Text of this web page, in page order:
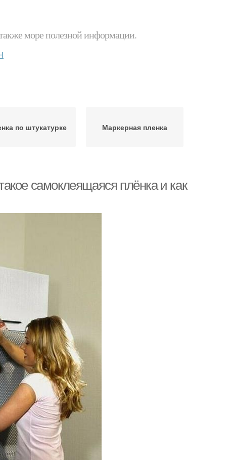
море полезной информации.
по штукатурке Маркерная пленка
самоклеящаяся плёнка и как